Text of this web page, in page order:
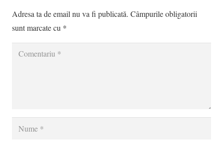
Adresa ta de email nu va fi publicată. Câmpurile obligatorii
sunt marcate cu *